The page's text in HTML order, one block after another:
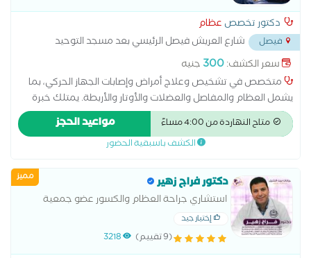
دكتور تخصص عظام
فيصل
شارع العريش فيصل الرئيسي بعد مسجد التوحيد
أمام مول الثريا...
سعر الكشف:300 جنيه
متخصص في تشخيص وعلاج أمراض وإصابات الجهاز الحركي، بما
يشمل العظام والمفاصل والعضلات والأوتار والأربطة. يمتلك خبرة
في علاج خشونة المفاصل، آلام الظهر والرقبة، الانزلاق الغضروفي،
إصابات الملاعب، الكسور، وتشوهات العمود الفقري
متاح النهاردة من 4:00 مساءً مواعيد الحجز
الكشف باسبقية الحضور
مميز دكتور فراج زهير
استشاري جراحة العظام والكسور عضو جمعية
جراحات العظام السويسرية عضو جمعية جراحات
العظام المصرية محاضر بكليه الطب بالأكاديمية
البحرية بالعلمين
إختيار جيد
(9 تقييم) 3218